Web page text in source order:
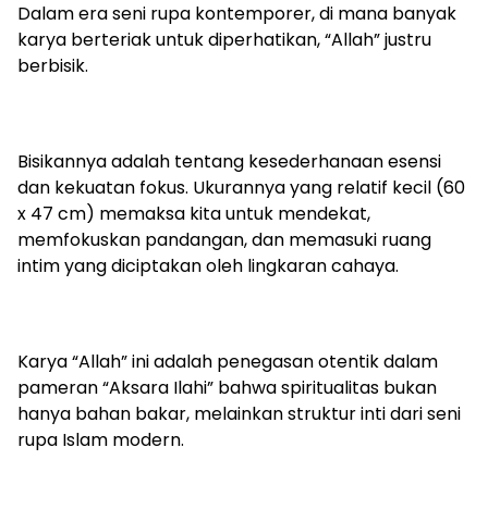
Dalam era seni rupa kontemporer, di mana banyak
karya berteriak untuk diperhatikan, “Allah” justru
berbisik.
Bisikannya adalah tentang kesederhanaan esensi
dan kekuatan fokus. Ukurannya yang relatif kecil (60
x 47 cm) memaksa kita untuk mendekat,
memfokuskan pandangan, dan memasuki ruang
intim yang diciptakan oleh lingkaran cahaya.
Karya “Allah” ini adalah penegasan otentik dalam
pameran “Aksara Ilahi” bahwa spiritualitas bukan
hanya bahan bakar, melainkan struktur inti dari seni
rupa Islam modern.